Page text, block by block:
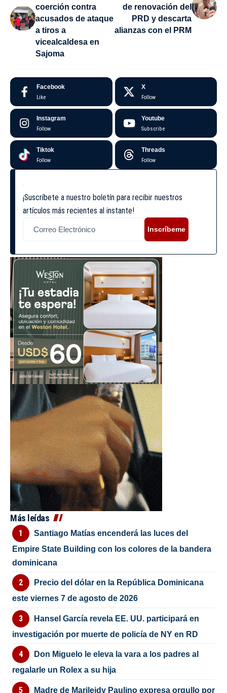
coerción contra
acusados de ataque
a tiros a
vicealcaldesa en
Sajoma
de renovación del
PRD y descarta
alianzas con el PRM
Facebook
Like
X
Follow
Instagram
Follow
Youtube
Subscribe
Tiktok
Follow
Threads
Follow
¡Suscríbete a nuestro boletín para recibir nuestros
artículos más recientes al instante!
Inscríbeme
Más leídas
Santiago Matías encenderá las luces del
Empire State Building con los colores de la bandera
dominicana
Precio del dólar en la República Dominicana
este viernes 7 de agosto de 2026
Hansel García revela EE. UU. participará en
investigación por muerte de policía de NY en RD
Don Miguelo le eleva la vara a los padres al
regalarle un Rolex a su hija
Madre de Marileidy Paulino expresa orgullo por